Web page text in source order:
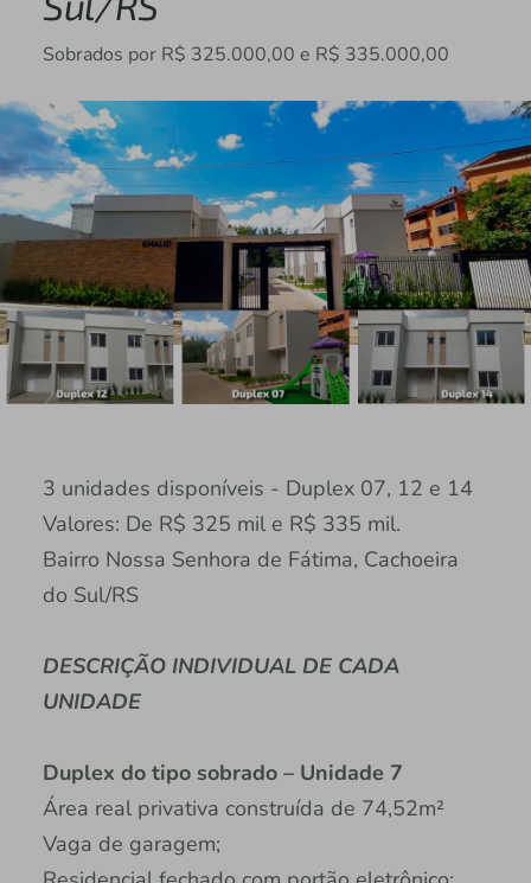
Sobrados por R$ 325.000,00 e R$ 335.000,00
3 unidades disponíveis - Duplex 07, 12 e 14
Valores: De R$ 325 mil e R$ 335 mil.
Bairro Nossa Senhora de Fátima, Cachoeira
do Sul/RS
DESCRIÇÃO INDIVIDUAL DE CADA
UNIDADE
Duplex do tipo sobrado – Unidade 7
Área real privativa construída de 74,52m²
Vaga de garagem;